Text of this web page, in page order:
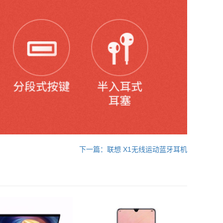
下一篇：联想 X1无线运动蓝牙耳机